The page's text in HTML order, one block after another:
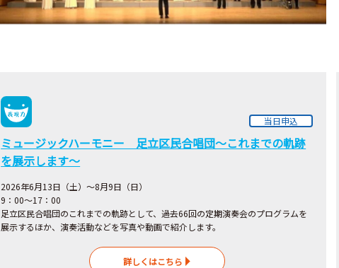
当日申込
ミュージックハーモニー 足立区民合唱団～これまでの軌跡
を展示します～
2026年6月13日（土）～8月9日（日）
9：00～17：00
足立区民合唱団のこれまでの軌跡として、過去66回の定期演奏会のプログラムを
展示するほか、演奏活動などを写真や動画で紹介します。
詳しくはこちら